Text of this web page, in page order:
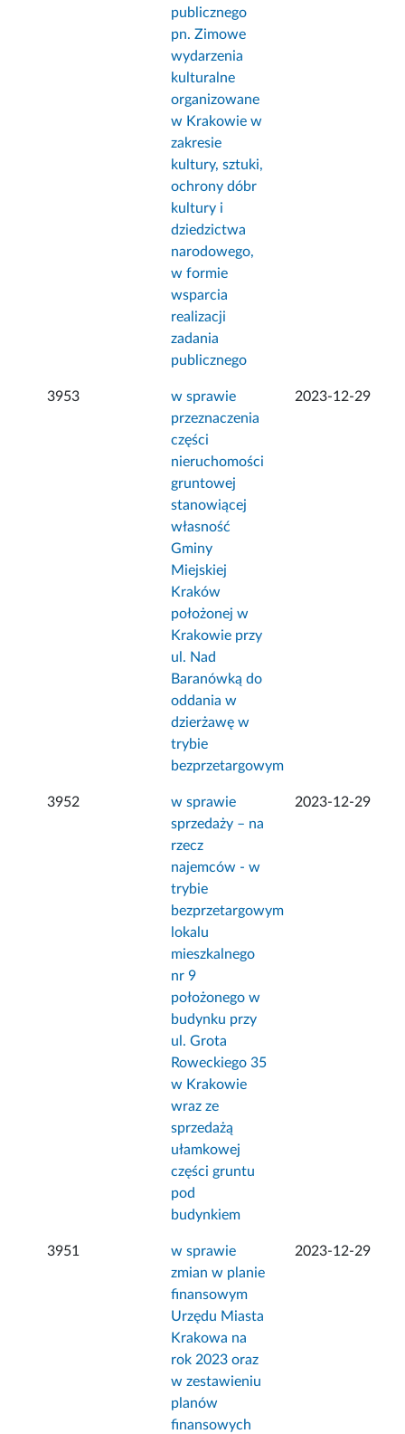
publicznego
pn. Zimowe
wydarzenia
kulturalne
organizowane
w Krakowie w
zakresie
kultury, sztuki,
ochrony dóbr
kultury i
dziedzictwa
narodowego,
w formie
wsparcia
realizacji
zadania
publicznego
3953
w sprawie
przeznaczenia
części
nieruchomości
gruntowej
stanowiącej
własność
Gminy
Miejskiej
Kraków
położonej w
Krakowie przy
ul. Nad
Baranówką do
oddania w
dzierżawę w
trybie
bezprzetargowym
2023-12-29
3952
w sprawie
sprzedaży – na
rzecz
najemców - w
trybie
bezprzetargowym
lokalu
mieszkalnego
nr 9
położonego w
budynku przy
ul. Grota
Roweckiego 35
w Krakowie
wraz ze
sprzedażą
ułamkowej
części gruntu
pod
budynkiem
2023-12-29
3951
w sprawie
zmian w planie
finansowym
Urzędu Miasta
Krakowa na
rok 2023 oraz
w zestawieniu
planów
finansowych
2023-12-29